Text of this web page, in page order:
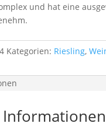
und hat eine
Kategorien: Riesling,
Informationen